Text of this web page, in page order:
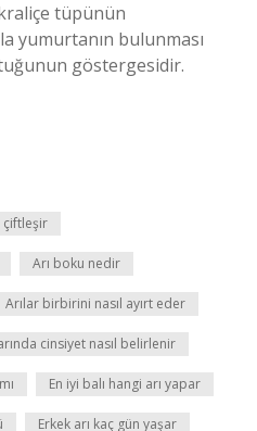
tüpünün
yumurtanın bulunması
göstergesidir.
çiftleşir
Arı boku nedir
Arılar birbirini nasıl ayırt eder
cinsiyet nasıl belirlenir
En iyi balı hangi arı yapar
Erkek arı kaç gün yaşar